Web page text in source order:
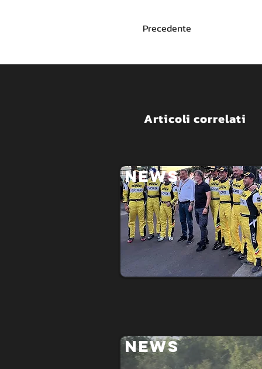
Precedente
Articoli correlati
NEWS
NEWS